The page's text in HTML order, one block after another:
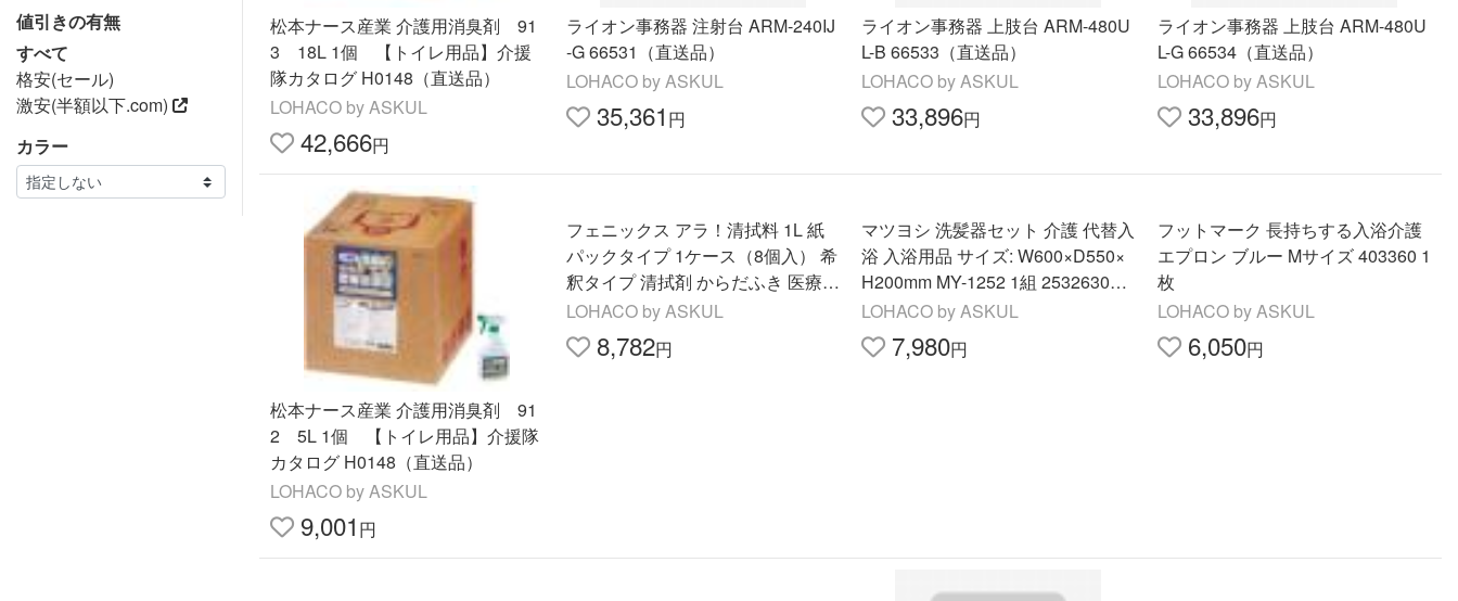
値引きの有無
すべて
格安(セール)
激安(半額以下.com)
カラー
松本ナース産業 介護用消臭剤 91
3 18L 1個 【トイレ用品】介援
隊カタログ H0148（直送品）
LOHACO by ASKUL
42,666円
ライオン事務器 注射台 ARM-240IJ
-G 66531（直送品）
LOHACO by ASKUL
35,361 円
ライオン事務器 上肢台 ARM-480U
L-B 66533（直送品）
LOHACO by ASKUL
33,896円
ライオン事務器 上肢台 ARM-480U
L-G 66534（直送品）
LOHACO by ASKUL
33,896円
松本ナース産業 介護用消臭剤 91
2 5L 1個 【トイレ用品】介援隊
カタログ H0148（直送品）
LOHACO by ASKUL
9,001 円
フェニックス アラ！清拭料 1L 紙
パックタイプ 1ケース（8個入） 希
釈タイプ 清拭剤 からだふき 医療介
護 防災用品にも オリジナル
LOHACO by ASKUL
8,782円
マツヨシ 洗髪器セット 介護 代替入
浴 入浴用品 サイズ: W600×D550×
H200mm MY-1252 1組 25326300
松吉医科器械
LOHACO by ASKUL
7,980円
フットマーク 長持ちする入浴介護
エプロン ブルー Mサイズ 403360 1
枚
LOHACO by ASKUL
6,050円